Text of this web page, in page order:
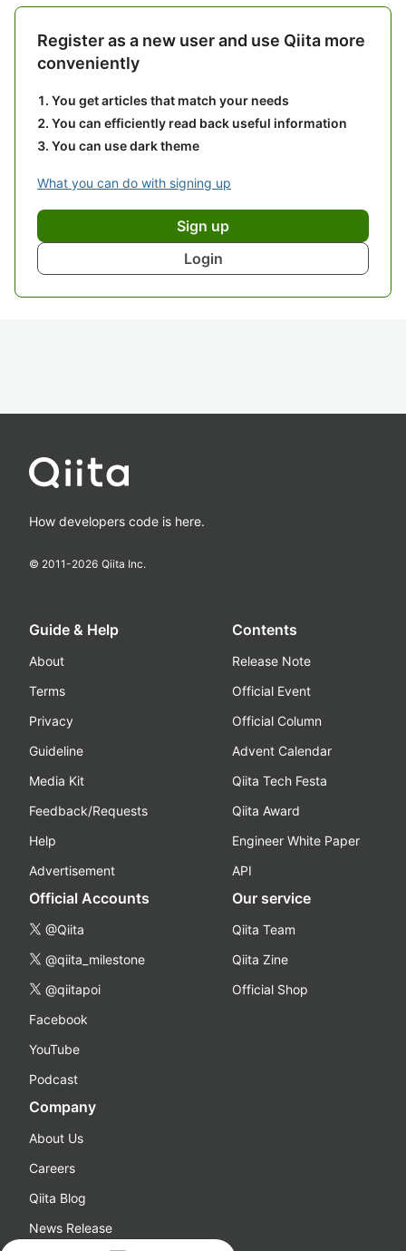
Register as a new user and use Qiita more
conveniently
You get articles that match your needs
You can efficiently read back useful information
You can use dark theme
What you can do with signing up
Sign up
Login
How developers code is here.
© 2011-2026 Qiita Inc.
Guide & Help
About
Terms
Privacy
Guideline
Media Kit
Feedback/Requests
Help
Advertisement
Contents
Release Note
Official Event
Official Column
Advent Calendar
Qiita Tech Festa
Qiita Award
Engineer White Paper
API
Official Accounts
@Qiita
@qiita_milestone
@qiitapoi
Facebook
YouTube
Podcast
Our service
Qiita Team
Qiita Zine
Official Shop
Company
About Us
Careers
Qiita Blog
News Release